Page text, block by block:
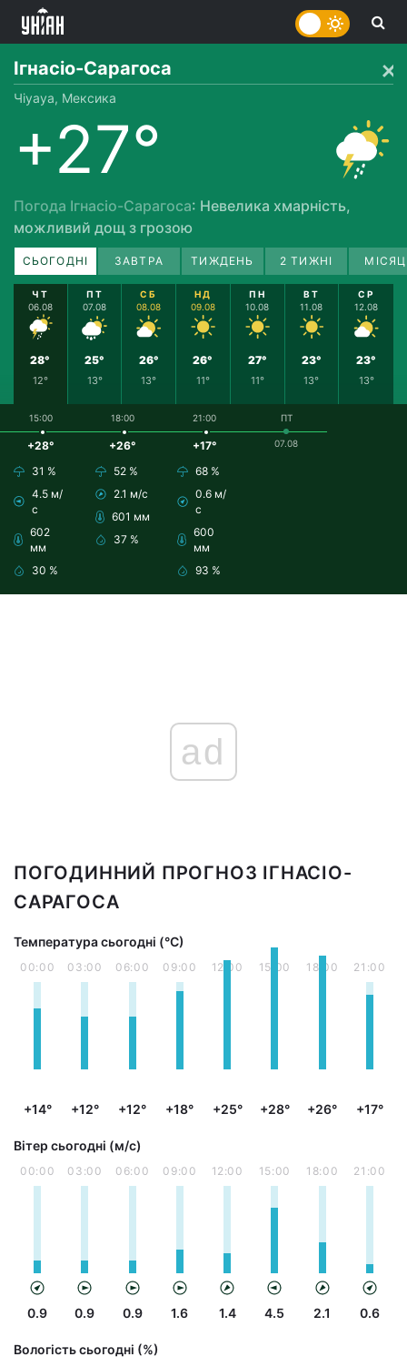
Ігнасіо-Сарагоса
Чіуауа, Мексика
+27°
Погода Ігнасіо-Сарагоса: Невелика хмарність,
можливий дощ з грозою
СЬОГОДНІ ЗАВТРА ТИЖДЕНЬ 2 ТИЖНІ
ЧТ
06.08
28°
12°
ПТ
07.08
25°
13°
СБ
08.08
26°
13°
НД
09.08
26°
11°
ПН
10.08
27°
11°
ВТ
11.08
23°
13°
СР
12.08
23°
13°
15:00
+28°
31 %
4.5 м/
с
602
мм
30 %
18:00
+26°
52 %
2.1 м/с
601 мм
37 %
21:00
+17°
68 %
0.6 м/
с
600
мм
93 %
ПТ
07.08
ad
ПОГОДИННИЙ ПРОГНОЗ ІГНАСІО-
САРАГОСА
Температура сьогодні (°С)
00:00
+14°
03:00
+12°
06:00
+12°
09:00
+18°
12:00
+25°
15:00
+28°
18:00
+26°
21:00
+17°
Вітер сьогодні (м/с)
00:00
0.9
03:00
0.9
06:00
0.9
09:00
1.6
12:00
1.4
15:00
4.5
18:00
2.1
21:00
0.6
Вологість сьогодні (%)